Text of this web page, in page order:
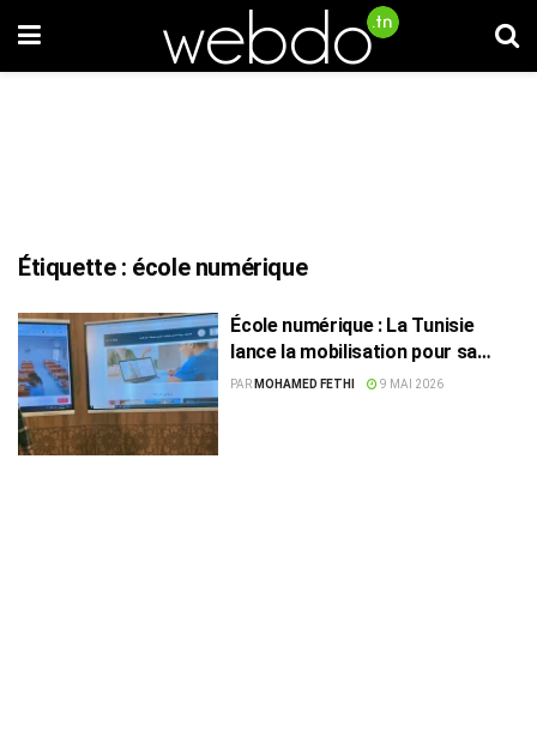
Étiquette : école numérique
École numérique : La Tunisie
lance la mobilisation pour sa
future plateforme éducative
PAR MOHAMED FETHI 9 MAI 2026